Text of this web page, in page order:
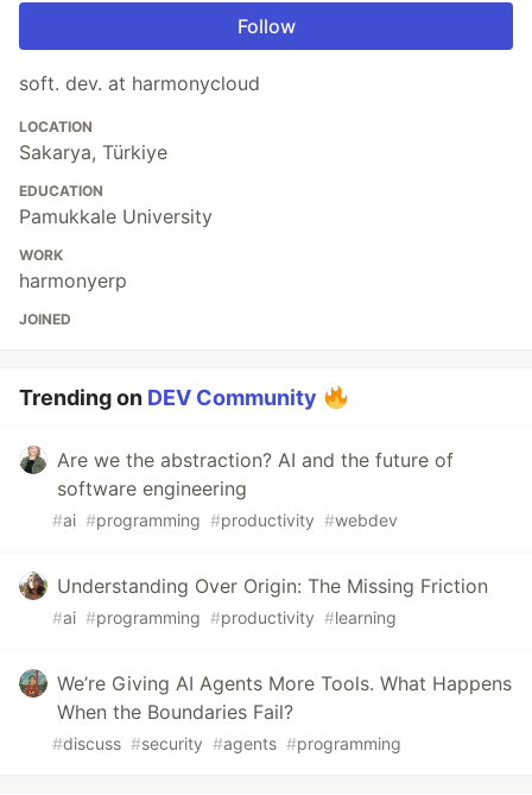
Follow
soft. dev. at harmonycloud
LOCATION
Sakarya, Türkiye
EDUCATION
Pamukkale University
WORK
harmonyerp
JOINED
Trending on DEV Community
Are we the abstraction? AI and the future of
software engineering
#ai #programming #productivity #webdev
Understanding Over Origin: The Missing Friction
#ai #programming #productivity #learning
We’re Giving AI Agents More Tools. What Happens
When the Boundaries Fail?
#discuss #security #agents #programming